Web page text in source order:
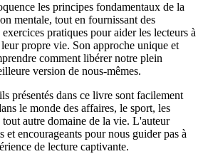
les principes fondamentaux de la
mentale, tout en fournissant des
pratiques pour aider les lecteurs à
propre vie. Son approche unique et
comment libérer notre plein
version de nous-mêmes.
présentés dans ce livre sont facilement
le monde des affaires, le sport, les
autre domaine de la vie. L'auteur
et encourageants pour nous guider pas à
de lecture captivante.